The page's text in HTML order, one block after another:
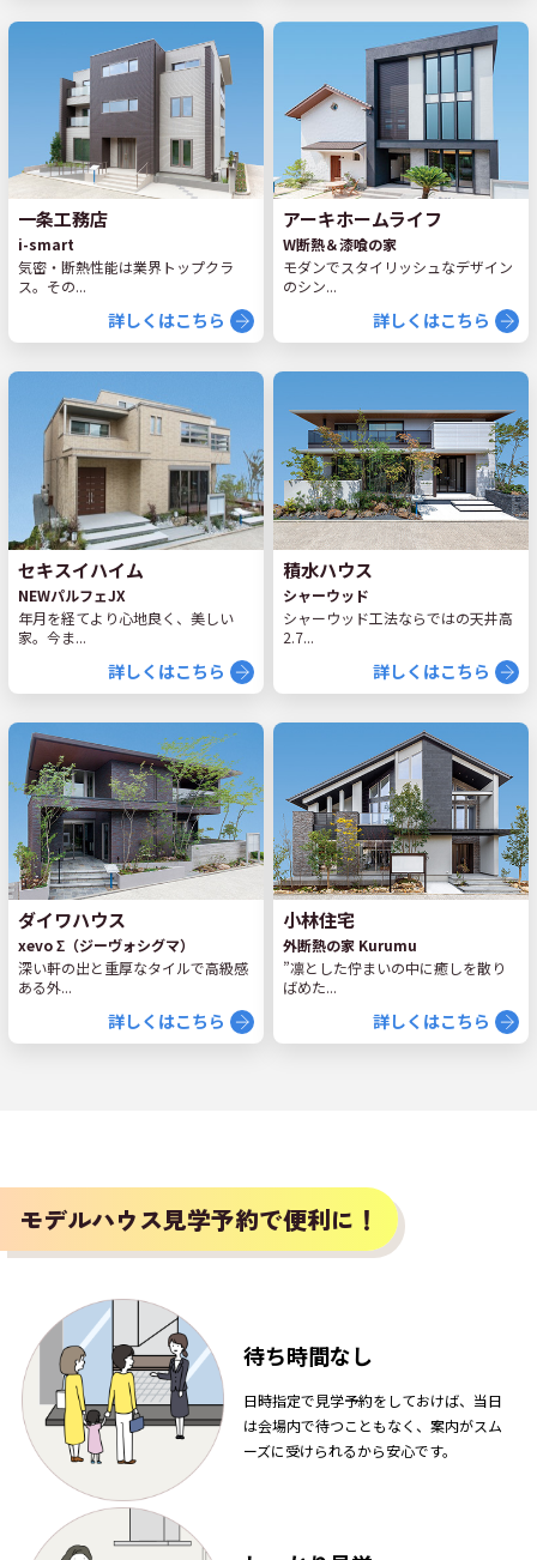
一条工務店
i-smart
気密・断熱性能は業界トップクラ
ス。その...
詳しくはこちら
アーキホームライフ
W断熱＆漆喰の家
モダンでスタイリッシュなデザイン
のシン...
詳しくはこちら
セキスイハイム
NEWパルフェJX
年月を経てより心地良く、美しい
家。今ま...
詳しくはこちら
積水ハウス
シャーウッド
シャーウッド工法ならではの天井高
2.7...
詳しくはこちら
ダイワハウス
xevo Σ（ジーヴォシグマ）
深い軒の出と重厚なタイルで高級感
ある外...
詳しくはこちら
小林住宅
外断熱の家 Kurumu
”凛とした佇まいの中に癒しを散り
ばめた...
詳しくはこちら
モデルハウス見学予約で便利に！
待ち時間なし
日時指定で見学予約をしておけば、当日
は会場内で待つこともなく、案内がスム
ーズに受けられるから安心です。